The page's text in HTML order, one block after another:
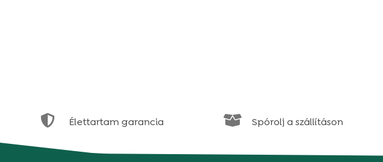
 Élettartam garancia  Spórolj a szállításon